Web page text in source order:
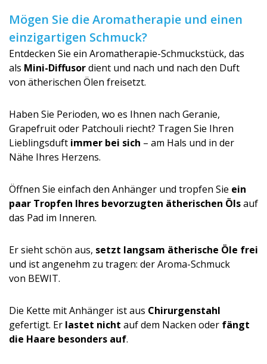
Mögen Sie die Aromatherapie und einen
einzigartigen Schmuck?
Entdecken Sie ein Aromatherapie-Schmuckstück, das
als Mini-Diffusordient und nach und nach den Duft
von ätherischen Ölen freisetzt.
Haben Sie Perioden, wo es Ihnen nach Geranie,
Grapefruit oder Patchouli riecht? Tragen Sie Ihren
Lieblingsduft immer bei sich – am Hals und in der
Nähe Ihres Herzens.
Öffnen Sie einfach den Anhänger und tropfen Sie ein
paar Tropfen Ihres bevorzugten ätherischen Ölsauf
das Pad im Inneren.
Er sieht schön aus, setzt langsam ätherische Öle frei
und ist angenehm zu tragen: der Aroma-Schmuck
von BEWIT.
Die Kette mit Anhänger ist aus Chirurgenstahl
gefertigt. Er lastet nicht auf dem Nacken oder fängt
die Haare besonders auf.